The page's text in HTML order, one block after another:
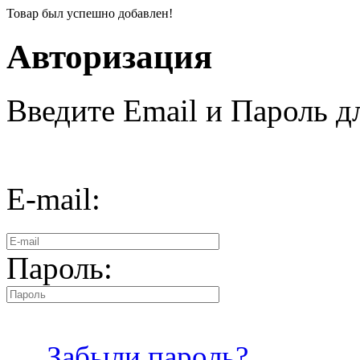
Товар был успешно добавлен!
Авторизация
Введите Email и Пароль
E-mail:
Пароль: